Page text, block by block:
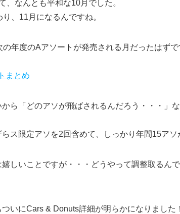
、なんとも平和な10月でした。
、11月になるんですね。
の年度のAアソートが発売される月だったはず
まとめ
ら「どのアソが飛ばされるんだろう・・・」
ス限定アソを2回含めて、しっかり年間15アソ
しいことですが・・・どうやって調整取るん
いにCars & Donuts詳細が明らかになりました！